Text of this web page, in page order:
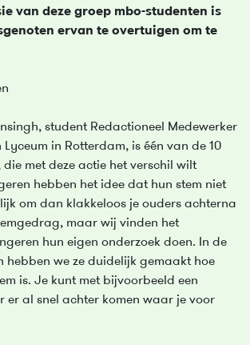
van deze groep mbo-studenten is
ervan te overtuigen om te
student Redactioneel Medewerker
in Rotterdam, is één van de 10
die met deze actie het verschil wilt
hebben het idee dat hun stem niet
om dan klakkeloos je ouders achterna
maar wij vinden het
hun eigen onderzoek doen. In de
hebben we ze duidelijk gemaakt hoe
is. Je kunt met bijvoorbeeld een
er al snel achter komen waar je voor